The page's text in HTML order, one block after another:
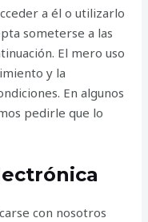
a él o utilizarlo
someterse a las
El mero uso
y la
En algunos
pedirle que lo
con nosotros